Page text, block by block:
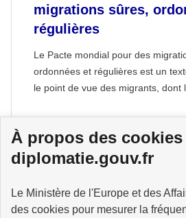
À propos des
diplomatie.gouv.fr
Le Ministère de l'Europe et des
des cookies pour mesurer la
migrations sûres,
régulières
Le Pacte mondial pour des
ordonnées et régulières est un
le point de vue des migrants, dont